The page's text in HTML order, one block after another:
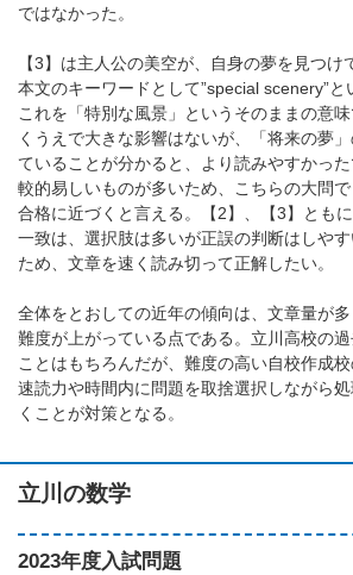
ではなかった。
【3】は主人公の美空が、自身の夢を見つけ
本文のキーワードとして”special scenery”と
これを「特別な風景」というそのままの意
くうえで大きな影響はないが、「将来の夢
ていることが分かると、より読みやすかっ
較的易しいものが多いため、こちらの大問
合格に近づくと言える。【2】、【3】とも
一致は、選択肢は多いが正誤の判断はしや
ため、文章を速く読み切って正解したい。
全体をとおしての近年の傾向は、文章量が多
難度が上がっている点である。立川高校の過
ことはもちろんだが、難度の高い自校作成校
速読力や時間内に問題を取捨選択しながら
くことが対策となる。
立川の数学
2023年度入試問題